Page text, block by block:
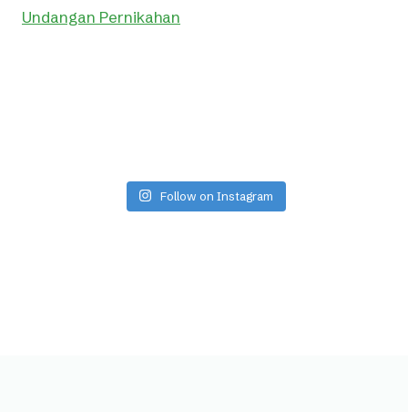
Undangan Pernikahan
Follow on Instagram